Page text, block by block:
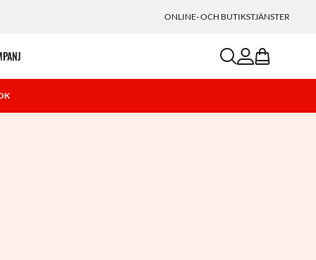
ONLINE- OCH BUTIKSTJÄNSTER
searchaccount
bag